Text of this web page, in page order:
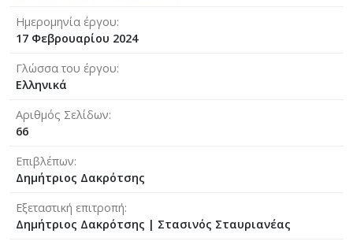
Ημερομηνία έργου
17 Φεβρουαρίου 2024
Γλώσσα του έργου
Ελληνικά
Αριθμός Σελίδων
66
Επιβλέπων
Δημήτριος Δακρότσης
Εξεταστική επιτροπή
Δημήτριος Δακρότσης | Στασινός Σταυριανέας